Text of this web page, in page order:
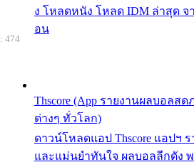
ง โหลดหนัง โหลด IDM ล่าสุด จ
อน
Thscore (App รายงานผลบอลส
ต่างๆ ทั่วโลก)
ดาวน์โหลดแอป Thscore แอปฯ
และแม่นยำทันใจ ผลบอลลีกดัง
474